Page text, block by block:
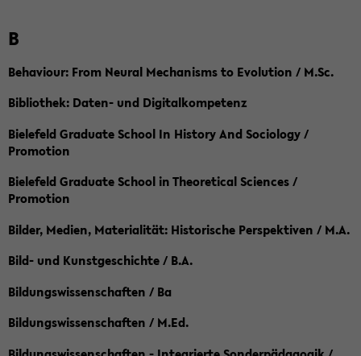
B
Behaviour: From Neural Mechanisms to Evolution / M.Sc.
Bibliothek: Daten- und Digitalkompetenz
Bielefeld Graduate School In History And Sociology /
Promotion
Bielefeld Graduate School in Theoretical Sciences /
Promotion
Bilder, Medien, Materialität: Historische Perspektiven / M.A.
Bild- und Kunstgeschichte / B.A.
Bildungswissenschaften / Ba
Bildungswissenschaften / M.Ed.